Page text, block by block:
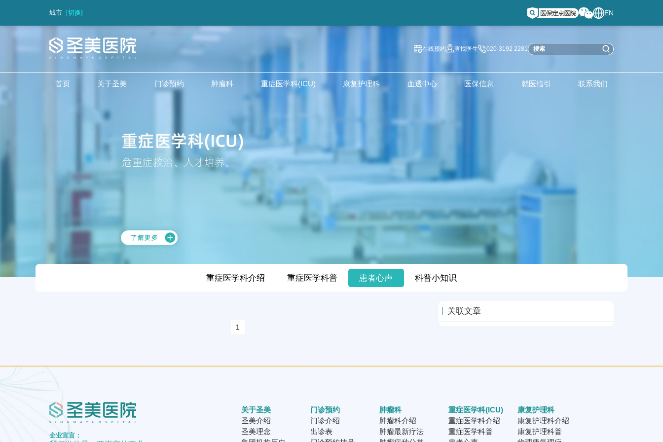
城市 [切换] EN
在线预约 查找医生 020-3192 2281
首页 关于圣美 门诊预约 肿瘤科 重症医学科(ICU) 康复护理科 血透中心 医保信息 就医指引 联系我们
重症医学科介绍 重症医学科普 患者心声 科普小知识
1
关联文章
企业宣言：
关于圣美
圣美介绍
圣美理念
门诊预约
门诊介绍
出诊表
肿瘤科
肿瘤科介绍
肿瘤最新疗法
重症医学科(ICU)
重症医学科介绍
重症医学科普
康复护理科
康复护理科介绍
康复护理科普